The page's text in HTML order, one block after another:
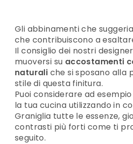
Gli abbinamenti che
che contribuiscono a
Il consiglio dei nostri
muoversi su accostamenti
naturali che si sposano alla
stile di questa finitura.
Puoi considerare ad
la tua cucina utilizzando in
Graniglia tutte le essenze,
contrasti più forti come ti
seguito.